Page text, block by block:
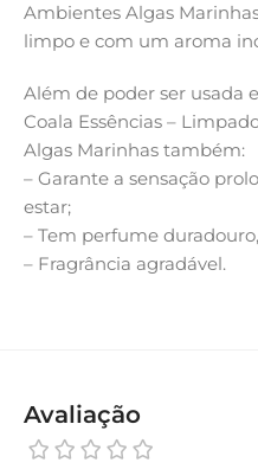
Ambientes Algas
limpo e com um aroma
Além de poder ser usada
Coala Essências –
Algas Marinhas também:
– Garante a sensação
estar;
– Tem perfume duradouro,
– Fragrância agradável.
Avaliação